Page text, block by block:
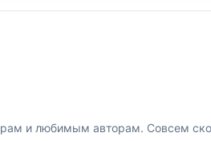
и любимым авторам. Совсем